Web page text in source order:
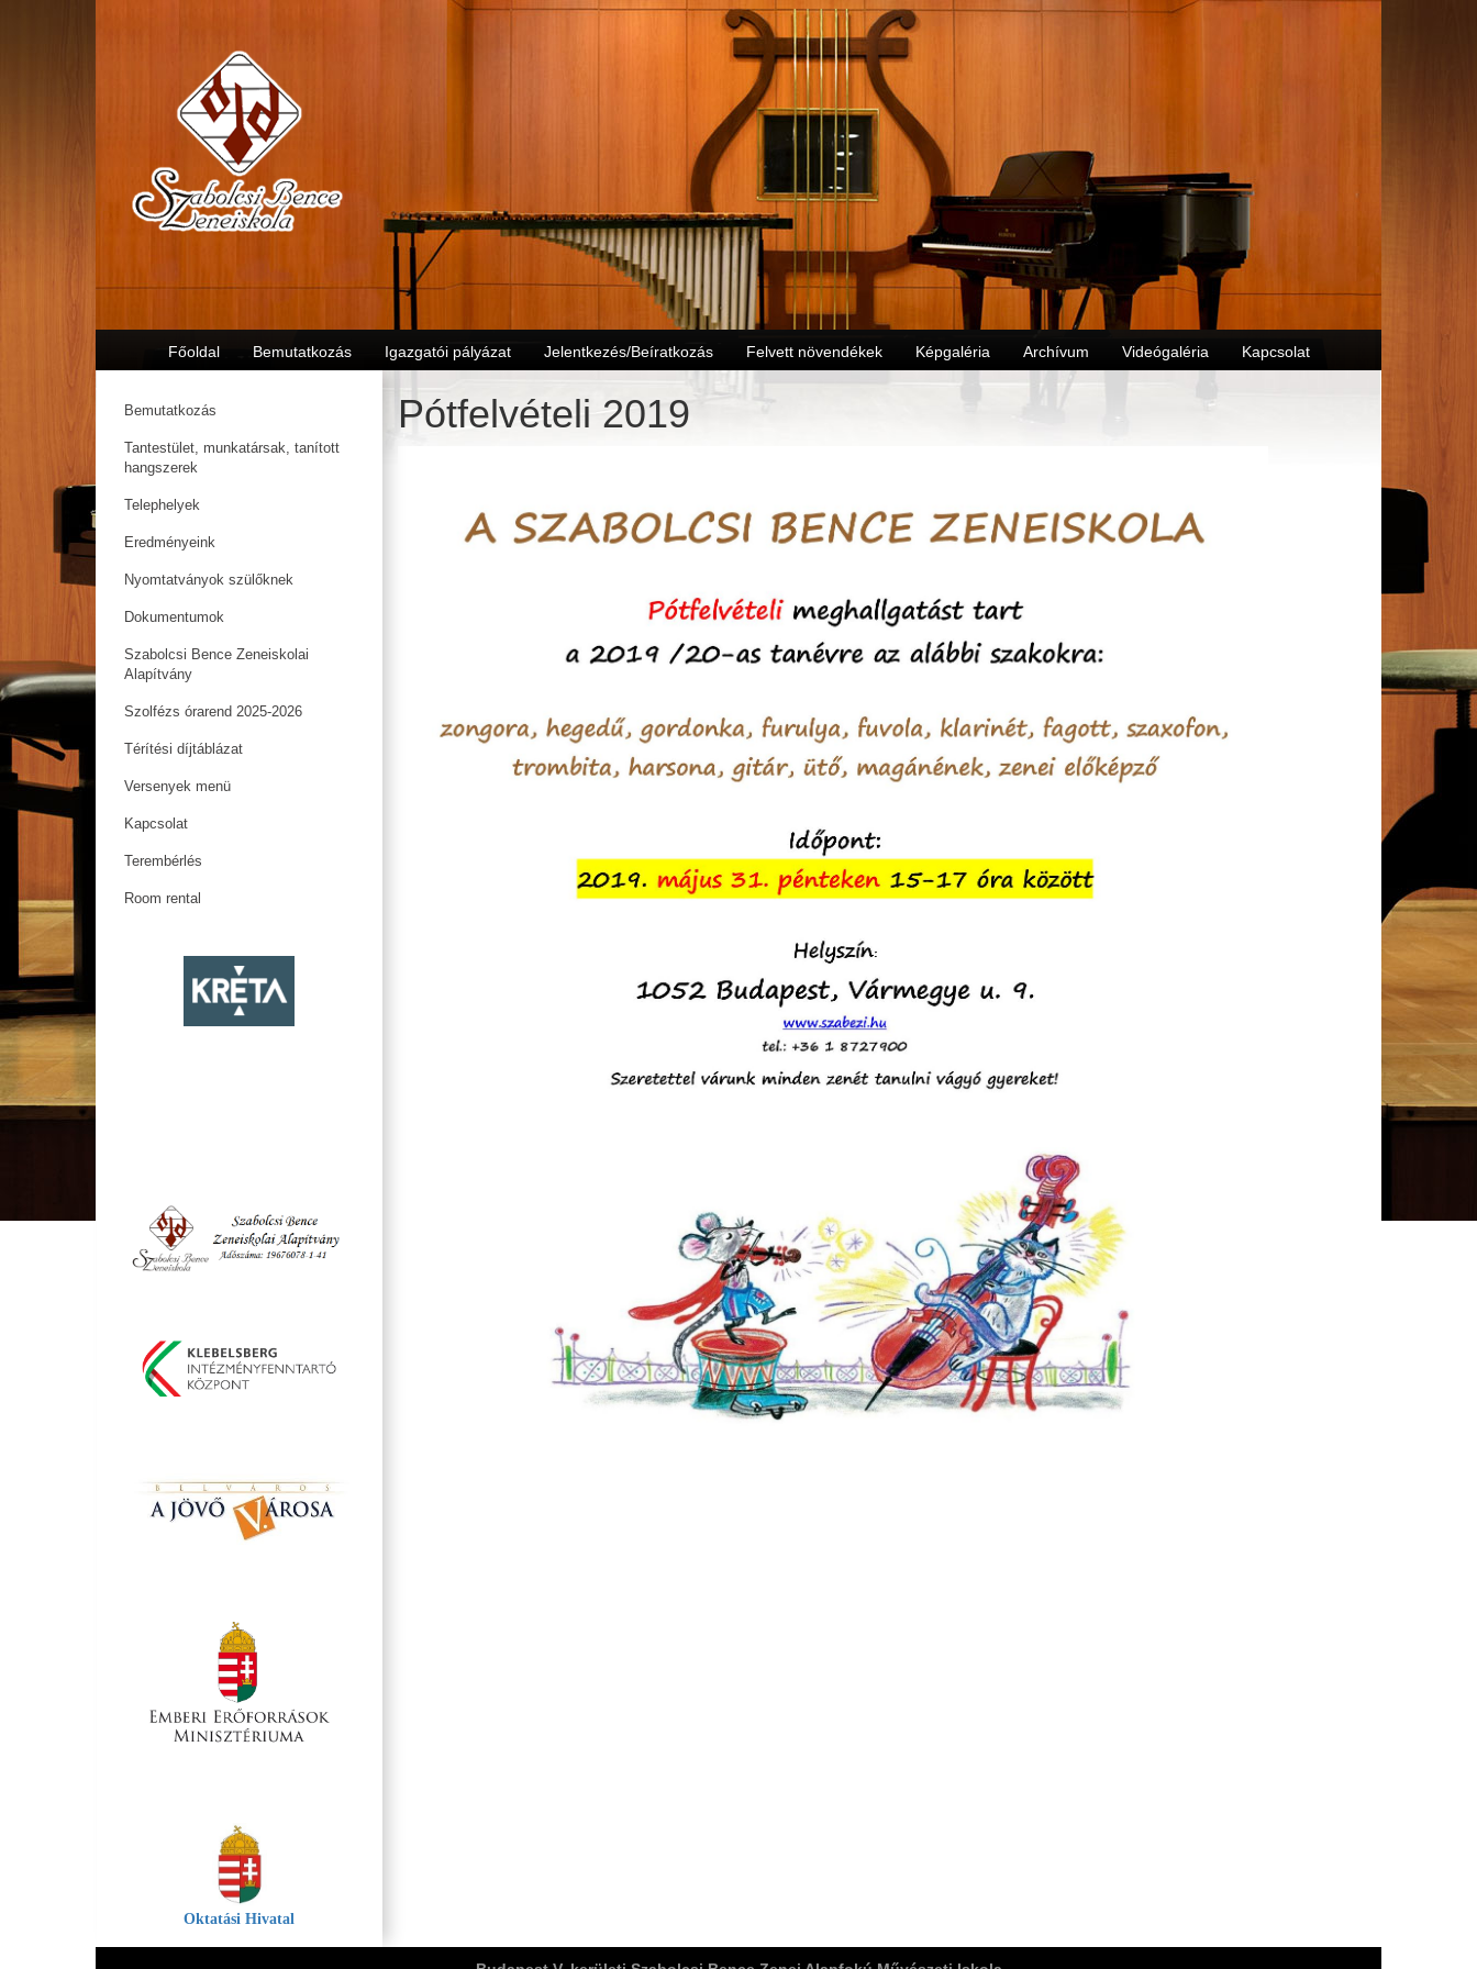
Bemutatkozás
Tantestület, munkatársak, tanított
hangszerek
Telephelyek
Eredményeink
Nyomtatványok szülőknek
Dokumentumok
Szabolcsi Bence Zeneiskolai
Alapítvány
Szolfézs órarend 2025-2026
Térítési díjtáblázat
Versenyek menü
Kapcsolat
Terembérlés
Room rental
Oktatási Hivatal
Főoldal Bemutatkozás Igazgatói pályázat Jelentkezés/Beíratkozás Felvett növendékek Képgaléria Archívum Videógaléria Kapcsolat
Pótfelvételi 2019